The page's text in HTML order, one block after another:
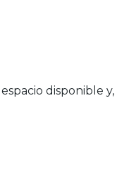
disponible